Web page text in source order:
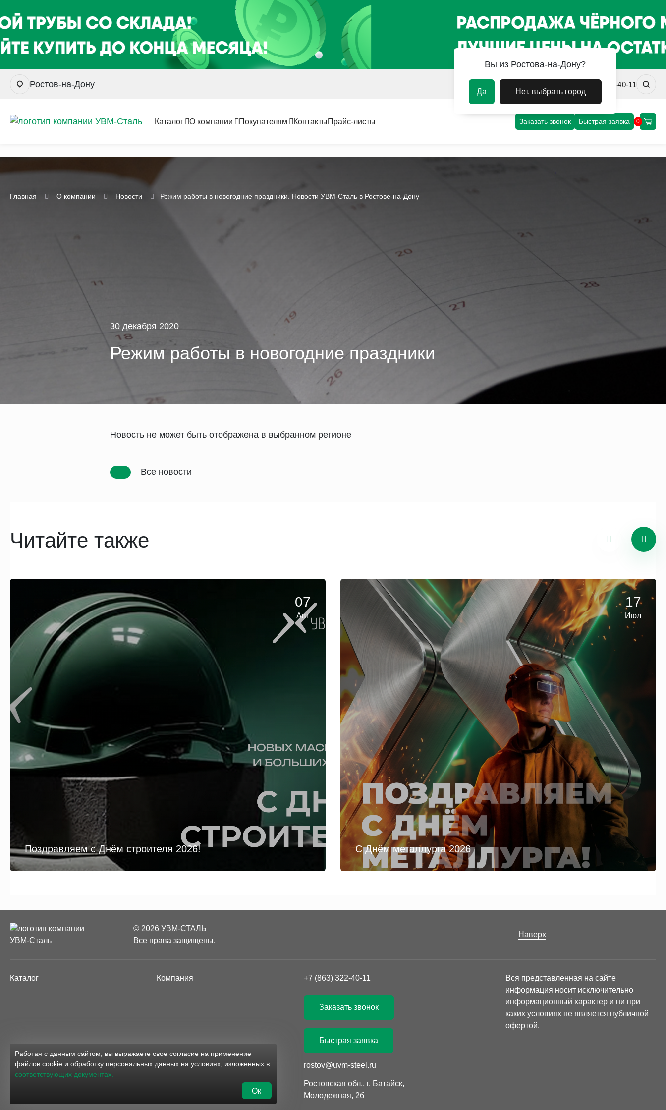
Ростов-на-Дону rostov@uvm-steel.ru +7 (863) 322-40-11
Каталог О компании Покупателям КонтактыПрайс-листы Заказать звонок Быстрая заявка 0
Главная О компании Новости Режим работы в новогодние праздники. Новости УВМ-Сталь в Ростове-на-Дону
30 декабря 2020
Режим работы в новогодние праздники
Новость не может быть отображена в выбранном регионе
Все новости
Читайте также
07
Авг
Поздравляем с Днём строителя 2026!
17
Июл
С Днём металлурга 2026
© 2026 УВМ-СТАЛЬ
Все права защищены.
Наверх
Каталог Компания +7 (863) 322-40-11
Заказать звонок
Быстрая заявка
rostov@uvm-steel.ru
Ростовская обл., г. Батайск,
Молодежная, 2б
Вся представленная на сайте
информация носит исключительно
информационный характер и ни при
каких условиях не является публичной
офертой.
Вы из Ростова-на-Дону?
Да Нет, выбрать город
Работая с данным сайтом, вы выражаете свое согласие на применение
файлов cookie и обработку персональных данных на условиях, изложенных в
соответствующих документах.
Ок